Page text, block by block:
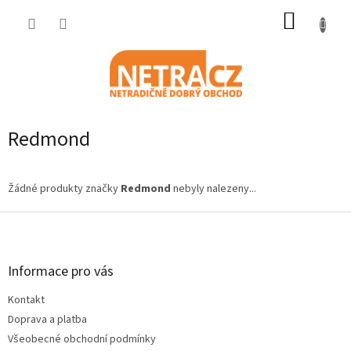
Redmond
Žádné produkty značky Redmond nebyly nalezeny...
Z
Informace pro vás
Kontakt
Doprava a platba
Všeobecné obchodní podmínky